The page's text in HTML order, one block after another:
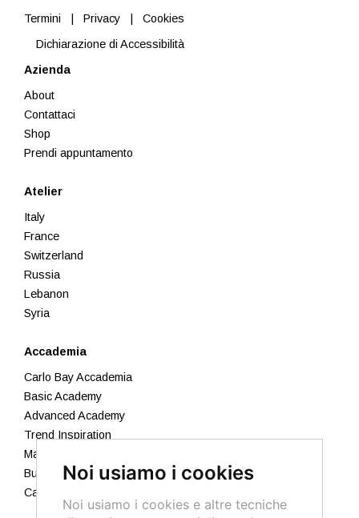
Noi usiamo i cookies
Noi usiamo i cookies e altre tecniche
Termini
| Privacy |
Cookies
Dichiarazione di Accessibilità
Azienda
About
Contattaci
Shop
Prendi appuntamento
Atelier
Italy
France
Switzerland
Russia
Lebanon
Syria
Accademia
Carlo Bay Accademia
Basic Academy
Advanced Academy
Trend Inspiration
Makeup
Business Academy
Calendario 2026